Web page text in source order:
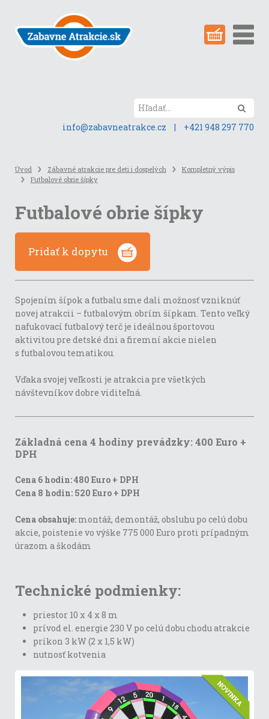
obsah
stránky
info@zabavneatrakce.cz
| +421 948 297 770
Úvod Zábavné atrakcie pre deti i dospelých
Kompletný výpis
Futbalové obrie šípky
Futbalové obrie šípky
Pridať k dopytu
Spojením šípok a futbalu sme dali možnosť vzniknúť
novej atrakcii – futbalovým obrím šípkam. Tento veľký
nafukovací futbalový terč je ideálnou športovou
aktivitou pre detské dni a firemní akcie nielen
s futbalovou tematikou.
Vďaka svojej veľkosti je atrakcia pre všetkých
návštevníkov dobre viditeľná.
Základná cena 4 hodiny prevádzky: 400 Euro +
DPH
Cena 6 hodin: 480 Euro + DPH
Cena 8 hodin: 520 Euro + DPH
Cena obsahuje: montáž, demontáž, obsluhu po celú dobu
akcie, poistenie vo výške 775 000 Euro proti prípadným
úrazom a škodám
Technické podmienky:
priestor 10 x 4 x 8 m
prívod el. energie 230 V po celú dobu chodu atrakcie
príkon 3 kW (2 x 1,5 kW)
nutnosť kotvenia